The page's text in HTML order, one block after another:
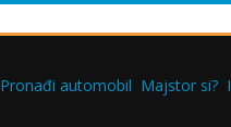
Pronađi automobil Majstor si?